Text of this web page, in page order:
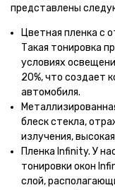
представлены
Цветная пленка с
Такая тонировка
условиях
20%, что создает
автомобиля.
блеск стекла,
излучения,
Пленка Infinity. У
тонировки окон
слой,